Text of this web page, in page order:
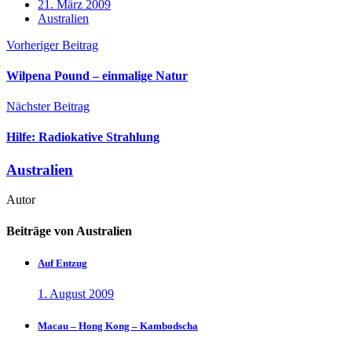
21. März 2009
Australien
Vorheriger Beitrag
Wilpena Pound – einmalige Natur
Nächster Beitrag
Hilfe: Radiokative Strahlung
Australien
Autor
Beiträge von Australien
Auf Entzug
1. August 2009
Macau – Hong Kong – Kambodscha